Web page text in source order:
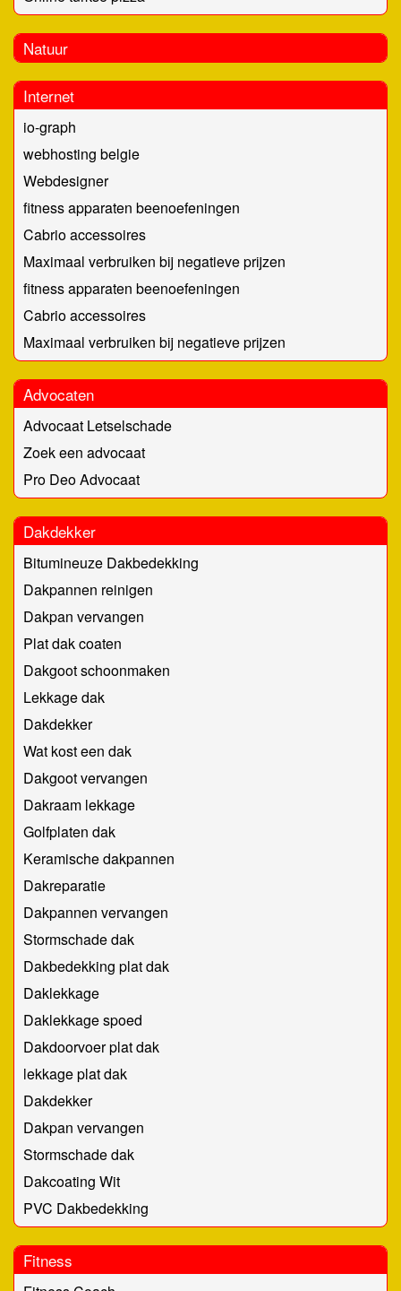
Natuur
Internet
io-graph
webhosting belgie
Webdesigner
fitness apparaten beenoefeningen
Cabrio accessoires
Maximaal verbruiken bij negatieve prijzen
fitness apparaten beenoefeningen
Cabrio accessoires
Maximaal verbruiken bij negatieve prijzen
Advocaten
Advocaat Letselschade
Zoek een advocaat
Pro Deo Advocaat
Dakdekker
Bitumineuze Dakbedekking
Dakpannen reinigen
Dakpan vervangen
Plat dak coaten
Dakgoot schoonmaken
Lekkage dak
Dakdekker
Wat kost een dak
Dakgoot vervangen
Dakraam lekkage
Golfplaten dak
Keramische dakpannen
Dakreparatie
Dakpannen vervangen
Stormschade dak
Dakbedekking plat dak
Daklekkage
Daklekkage spoed
Dakdoorvoer plat dak
lekkage plat dak
Dakdekker
Dakpan vervangen
Stormschade dak
Dakcoating Wit
PVC Dakbedekking
Fitness